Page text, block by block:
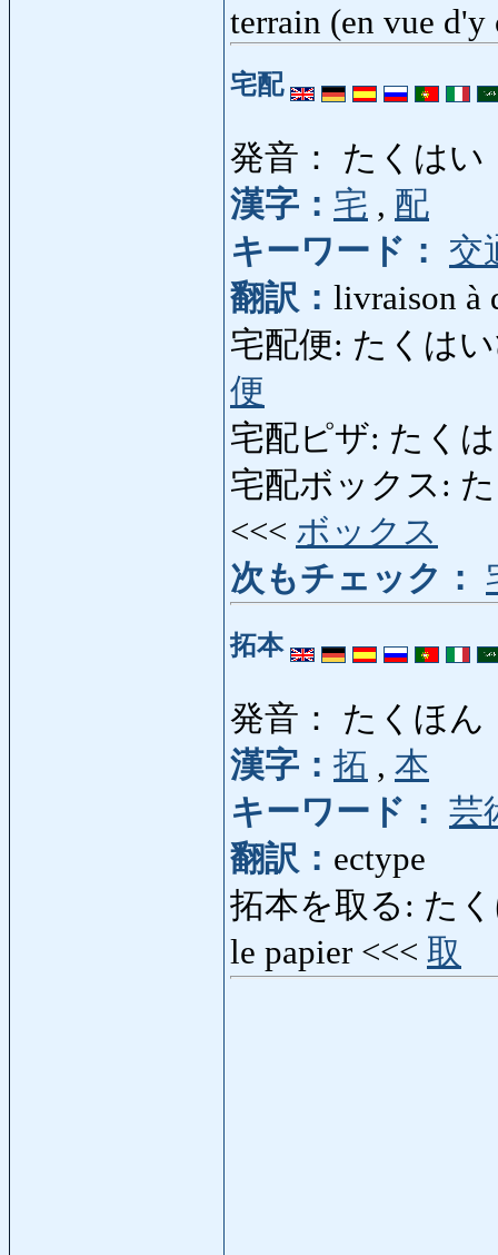
terrain (en vue d'y
宅配
発音： たくはい
漢字： 宅 , 配
キーワード：
交
翻訳： livraison à
宅配便: たくはい
便
宅配ピザ: たく
宅配ボックス:
<<< ボックス
次もチェック：
拓本
発音： たくほん
漢字： 拓 , 本
キーワード： 芸
翻訳： ectype
拓本を取る: たく
le papier <<< 取